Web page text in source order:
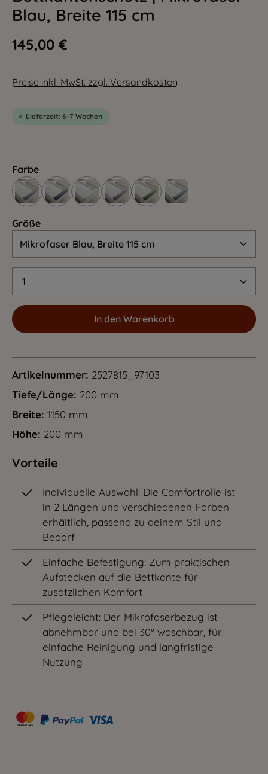
Blau, Breite 115 cm
145,00 €
Preise inkl. MwSt. zzgl. Versandkosten
Lieferzeit: 6-7 Wochen
Farbe
Größe
Produkt Anzahl: Gib den gewünschten
In den Warenkorb
Artikelnummer: 2527815_97103
Tiefe/Länge: 200 mm
Breite: 1150 mm
Höhe: 200 mm
Vorteile
Individuelle Auswahl: Die Comfortrolle ist
in 2 Längen und verschiedenen Farben
erhältlich, passend zu deinem Stil und
Bedarf
Einfache Befestigung: Zum praktischen
Aufstecken auf die Bettkante für
zusätzlichen Komfort
Pflegeleicht: Der Mikrofaserbezug ist
abnehmbar und bei 30° waschbar, für
einfache Reinigung und langfristige
Nutzung